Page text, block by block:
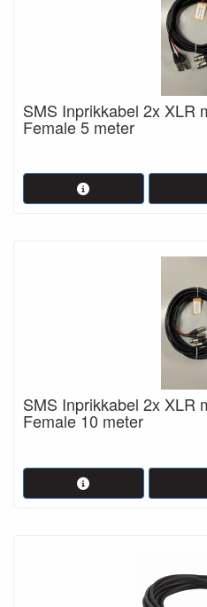
SMS Inprikkabel 2x XLR
Female 5 meter
SMS Inprikkabel 2x XLR
Female 10 meter